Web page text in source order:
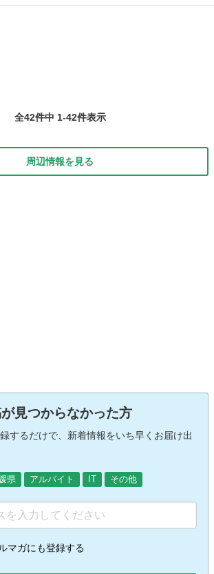
女｜男性21名：女性5名 年齢｜10代～60代と幅
全42件中 1-42件表示
周辺情報を見る
見つからなかった方
するだけで、新着情報をいち早くお届け出
県 アルバイト IT その他
マガにも登録する